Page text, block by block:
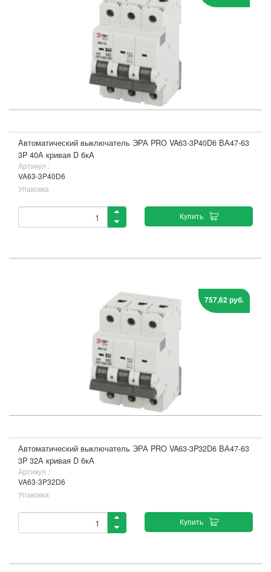
Автоматический выключатель ЭРА PRO VA63-3P40D6 ВА47-63
3P 40А кривая D 6кА
Артикул :
VA63-3P40D6
Упаковка
Купить
757,62 руб.
Автоматический выключатель ЭРА PRO VA63-3P32D6 ВА47-63
3P 32А кривая D 6кА
Артикул :
VA63-3P32D6
Упаковка
Купить